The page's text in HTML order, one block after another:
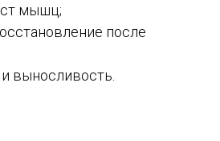
мышц;
после
выносливость.